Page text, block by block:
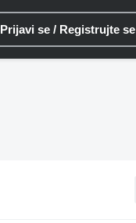
Prijavi se / Registrujte se